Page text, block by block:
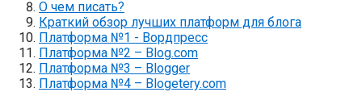
О чем писать?
Краткий обзор лучших платформ для блога
Платформа №1 - Вордпресс
Платформа №2 – Blog.com
Платформа №3 – Blogger
Платформа №4 – Blogetery.com